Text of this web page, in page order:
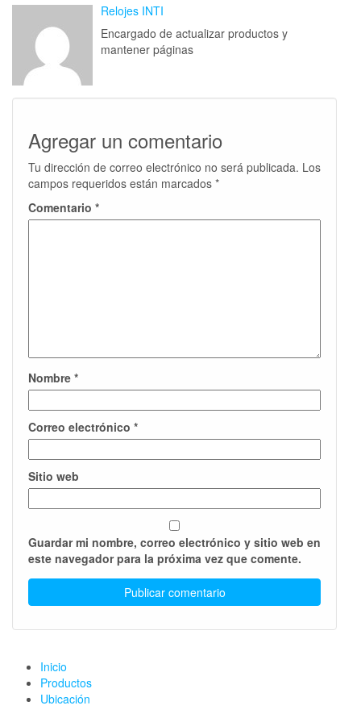
Relojes INTI
Encargado de actualizar productos y
mantener páginas
Agregar un comentario
Tu dirección de correo electrónico no será publicada. Los
campos requeridos están marcados *
Comentario *
Nombre *
Correo electrónico *
Sitio web
Guardar mi nombre, correo electrónico y sitio web en
este navegador para la próxima vez que comente.
Inicio
Productos
Ubicación